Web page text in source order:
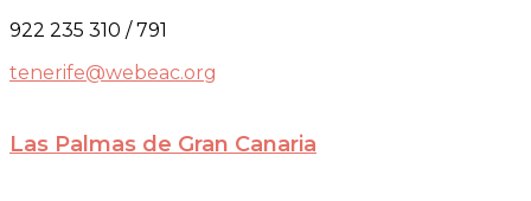
922 235 310 / 791
tenerife@webeac.org
Las Palmas de Gran Canaria